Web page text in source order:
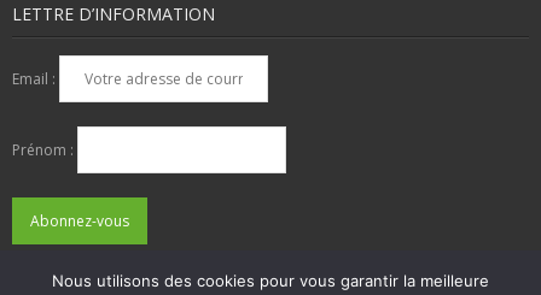
LETTRE D’INFORMATION
Email :
Prénom :
Nous utilisons des cookies pour vous garantir la meilleure